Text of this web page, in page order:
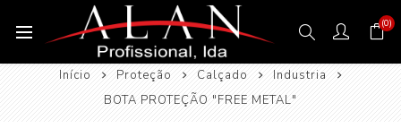
(0)
Início Proteção Calçado
Industria
BOTA PROTEÇÃO "FREE METAL"